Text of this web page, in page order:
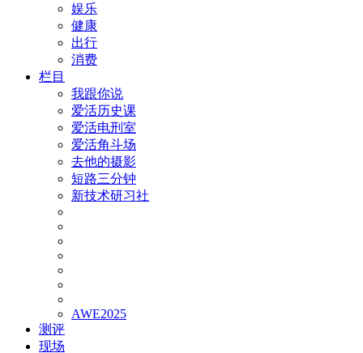
娱乐
健康
出行
消费
栏目
我跟你说
爱活历史课
爱活电刑室
爱活角斗场
去他的摄影
短路三分钟
新技术研习社
AWE2025
测评
现场